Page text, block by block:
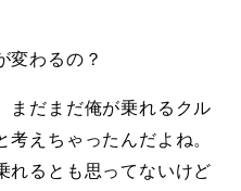
変わるの？
まだまだ俺が乗れるクル
えちゃったんだよね。
れるとも思ってないけど